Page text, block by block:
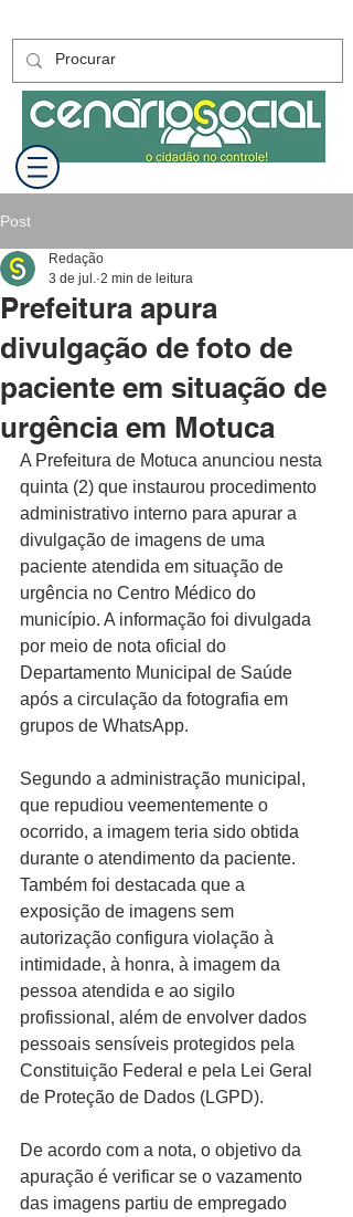
Post
Prefeitura apura
divulgação de foto de
paciente em situação de
urgência em Motuca
Redação
3 de jul. 2 min de leitura
A Prefeitura de Motuca anunciou nesta
quinta (2) que instaurou procedimento
administrativo interno para apurar a
divulgação de imagens de uma
paciente atendida em situação de
urgência no Centro Médico do
município. A informação foi divulgada
por meio de nota oficial do
Departamento Municipal de Saúde
após a circulação da fotografia em
grupos de WhatsApp.
Segundo a administração municipal,
que repudiou veementemente o
ocorrido, a imagem teria sido obtida
durante o atendimento da paciente.
Também foi destacada que a
exposição de imagens sem
autorização configura violação à
intimidade, à honra, à imagem da
pessoa atendida e ao sigilo
profissional, além de envolver dados
pessoais sensíveis protegidos pela
Constituição Federal e pela Lei Geral
de Proteção de Dados (LGPD).
De acordo com a nota, o objetivo da
apuração é verificar se o vazamento
das imagens partiu de empregado